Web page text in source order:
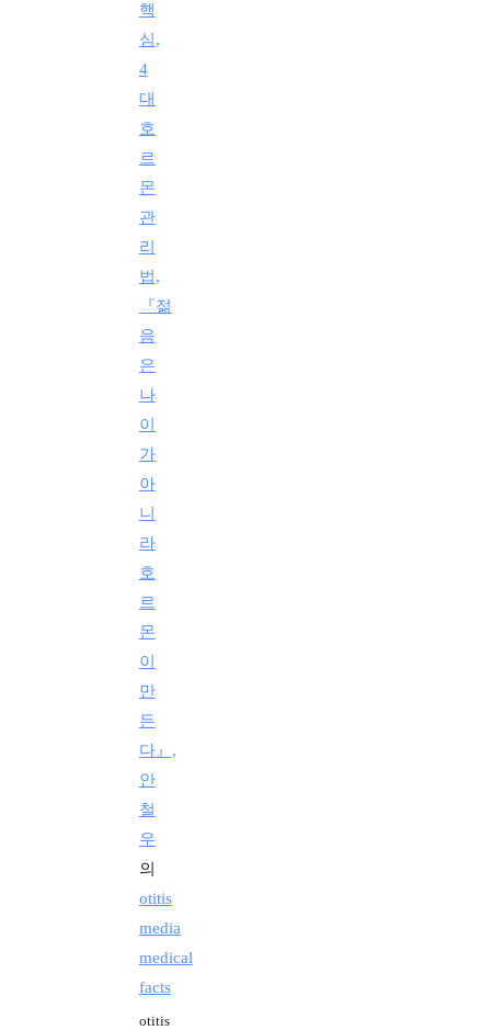
핵
심,
4
대
호
르
몬
관
리
법,
『젊
음
은
나
이
가
아
니
라
호
르
몬
이
만
든
다』,
안
철
우
의
otitis
media
medical
facts
otitis